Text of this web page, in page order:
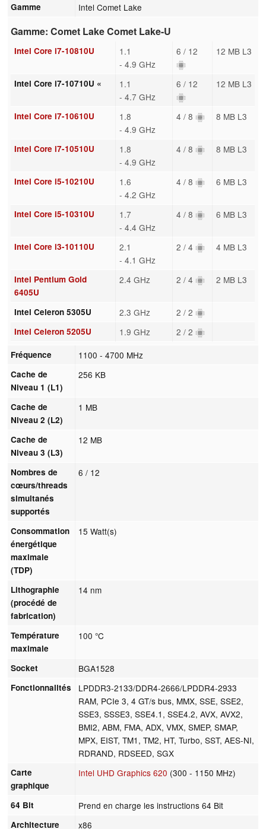
Gamme Intel Comet Lake
Gamme: Comet Lake Comet Lake-U
Intel Core i7-10810U
1.1
- 4.9 GHz
6 / 12 12 MB L3
Intel Core i7-10710U «
1.1
- 4.7 GHz
6 / 12 12 MB L3
Intel Core i7-10610U
1.8
- 4.9 GHz
4 / 8 8 MB L3
Intel Core i7-10510U
1.8
- 4.9 GHz
4 / 8 8 MB L3
Intel Core i5-10210U
1.6
- 4.2 GHz
4 / 8 6 MB L3
Intel Core i5-10310U
1.7
- 4.4 GHz
4 / 8 6 MB L3
Intel Core i3-10110U
2.1
- 4.1 GHz
2 / 4 4 MB L3
Intel Pentium Gold
6405U
2.4 GHz 2 / 4 2 MB L3
Intel Celeron 5305U 2.3 GHz 2 / 2
Intel Celeron 5205U 1.9 GHz 2 / 2
Fréquence 1100 - 4700 MHz
Cache de
Niveau 1 (L1)
256 KB
Cache de
Niveau 2 (L2)
1 MB
Cache de
Niveau 3 (L3)
12 MB
Nombres de
cœurs/threads
simultanés
supportés
6 / 12
Consommation
énergétique
maximale
(TDP)
15 Watt(s)
Lithographie
(procédé de
fabrication)
14 nm
Température
maximale
100 °C
Socket BGA1528
Fonctionnalités
LPDDR3-2133/DDR4-2666/LPDDR4-2933
RAM, PCIe 3, 4 GT/s bus, MMX, SSE, SSE2,
SSE3, SSSE3, SSE4.1, SSE4.2, AVX, AVX2,
BMI2, ABM, FMA, ADX, VMX, SMEP, SMAP,
MPX, EIST, TM1, TM2, HT, Turbo, SST, AES-NI,
RDRAND, RDSEED, SGX
Carte
graphique
Intel UHD Graphics 620 (300 - 1150 MHz)
64 Bit Prend en charge les instructions 64 Bit
Architecture x86